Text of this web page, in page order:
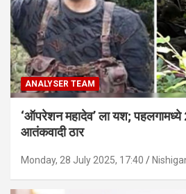
ANALYSER TEAM
‘ऑपरेशन महादेव’ ला यश; पहलगामध्ये
आतंकवादी ठार
Monday, 28 July 2025, 17:40